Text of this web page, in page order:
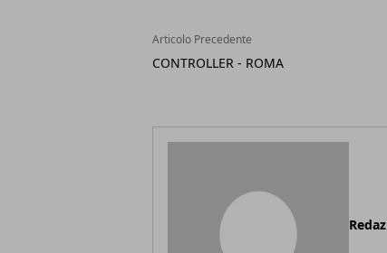
Articolo Precedente
CONTROLLER - ROMA